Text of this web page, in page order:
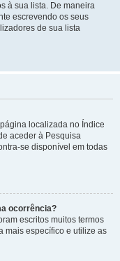
à sua lista. De maneira
escrevendo os seus
de sua lista
localizada no Índice
aceder à Pesquisa
se disponível em todas
ocorrência?
escritos muitos termos
mais específico e utilize as